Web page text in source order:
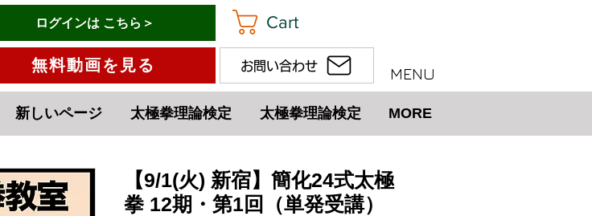
有料会員ログインはこちら→
ログインは こちら＞
無料動画を見る
Cart
お問い合わせ MENU
新しいページ 太極拳理論検定 太極拳理論検定 MORE
【9/1(火) 新宿】簡化24式太極
拳 12期・第1回（単発受講）